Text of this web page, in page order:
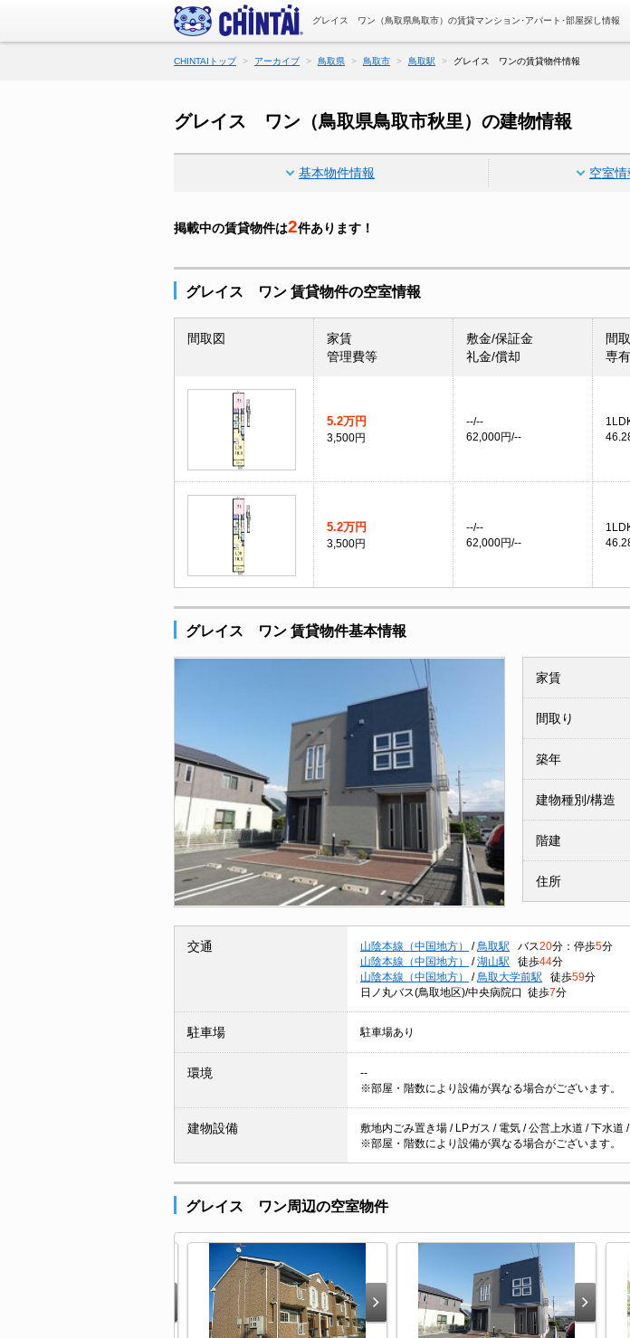
グレイス ワン（鳥取県鳥取市）の賃貸マンション･アパート･部屋探し情報
CHINTAIトップ アーカイブ 鳥取県 鳥取市 鳥取駅 グレイス ワンの賃貸物件情報
グレイス ワン（鳥取県鳥取市秋里）の建物情報
基本物件情報 空室情
掲載中の賃貸物件は2件あります！
グレイス ワン 賃貸物件の空室情報
間取図
家賃
管理費等
敷金/保証金
礼金/償却
間
専
5.2万円
3,500円
--/--
62,000円/--
5.2万円
3,500円
--/--
62,000円/--
グレイス ワン 賃貸物件基本情報
家賃
間取り
築年
建物種別/構造
階建
住所
交通 山陰本線（中国地方） / 鳥取駅 バス20分：停歩5分
山陰本線（中国地方）
/ 湖山駅 徒歩44分
山陰本線（中国地方）
/ 鳥取大学前駅 徒歩59分
日ノ丸バス(鳥取地区)/中央病院口 徒歩7分
駐車場 駐車場あり
環境
--
※部屋・階数により設備が異なる場合がございます。
建物設備
敷地内ごみ置き場 / LPガス / 電気 / 公営上水道 / 下水道
※部屋・階数により設備が異なる場合がございます。
グレイス ワン周辺の空室物件